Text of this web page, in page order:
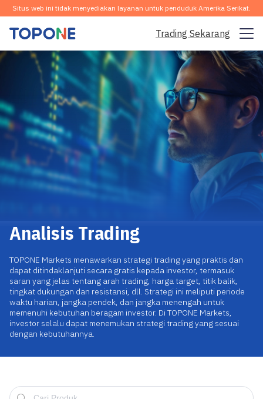
Situs web ini tidak menyediakan layanan untuk penduduk Amerika Serikat.
Trading Sekarang
Pasar Trading
Platform
Komunitas
Analisis & Pembelajaran
Perusahaan
Trader | Affiliates
Analisis Trading
TOPONE Markets menawarkan strategi trading yang praktis dan
dapat ditindaklanjuti secara gratis kepada investor, termasuk
saran yang jelas tentang arah trading, harga target, titik balik,
tingkat dukungan dan resistansi, dll. Strategi ini meliputi periode
waktu harian, jangka pendek, dan jangka menengah untuk
memenuhi kebutuhan beragam investor. Di TOPONE Markets,
investor selalu dapat menemukan strategi trading yang sesuai
dengan kebutuhannya.